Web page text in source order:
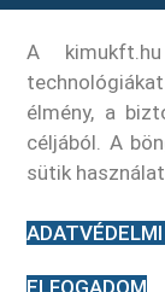
A
élmény, a
céljából. A
sütik